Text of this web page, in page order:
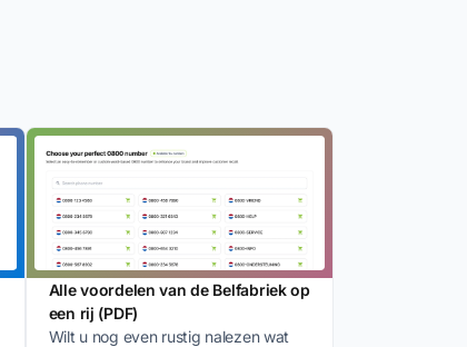
Alle voordelen van de Belfabriek op
een rij (PDF)
Wilt u nog even rustig nalezen wat